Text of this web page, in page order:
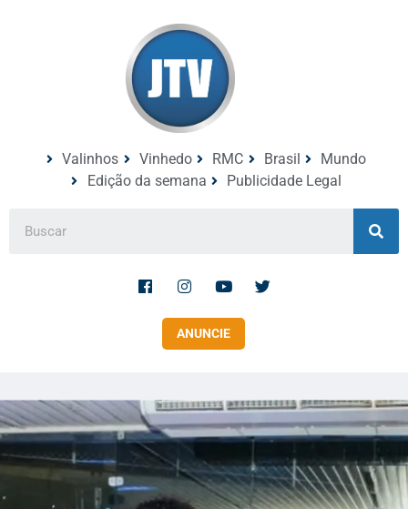
Valinhos Vinhedo RMC Brasil
Mundo
Edição da semana
Publicidade Legal
ANUNCIE